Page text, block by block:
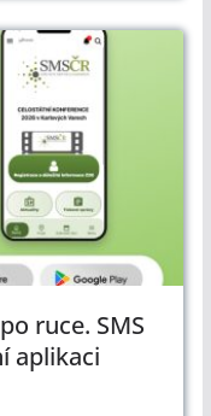
ruce. SMS
aplikaci